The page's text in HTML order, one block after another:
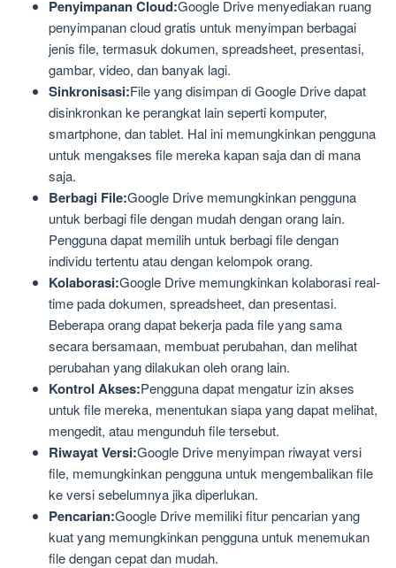
Penyimpanan Cloud:Google Drive menyediakan ruang
penyimpanan cloud gratis untuk menyimpan berbagai
jenis file, termasuk dokumen, spreadsheet, presentasi,
gambar, video, dan banyak lagi.
Sinkronisasi:File yang disimpan di Google Drive dapat
disinkronkan ke perangkat lain seperti komputer,
smartphone, dan tablet. Hal ini memungkinkan pengguna
untuk mengakses file mereka kapan saja dan di mana
saja.
Berbagi File:Google Drive memungkinkan pengguna
untuk berbagi file dengan mudah dengan orang lain.
Pengguna dapat memilih untuk berbagi file dengan
individu tertentu atau dengan kelompok orang.
Kolaborasi:Google Drive memungkinkan kolaborasi real-
time pada dokumen, spreadsheet, dan presentasi.
Beberapa orang dapat bekerja pada file yang sama
secara bersamaan, membuat perubahan, dan melihat
perubahan yang dilakukan oleh orang lain.
Kontrol Akses:Pengguna dapat mengatur izin akses
untuk file mereka, menentukan siapa yang dapat melihat,
mengedit, atau mengunduh file tersebut.
Riwayat Versi:Google Drive menyimpan riwayat versi
file, memungkinkan pengguna untuk mengembalikan file
ke versi sebelumnya jika diperlukan.
Pencarian:Google Drive memiliki fitur pencarian yang
kuat yang memungkinkan pengguna untuk menemukan
file dengan cepat dan mudah.